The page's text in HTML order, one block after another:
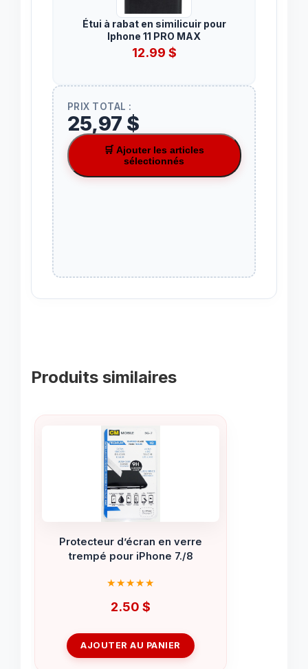
Étui à rabat en similicuir pour
Iphone 11 PRO MAX
12.99 $
PRIX TOTAL :
25,97 $
🛒 Ajouter les articles
sélectionnés
Produits similaires
Protecteur d’écran en verre
trempé pour iPhone 7./8
2.50 $
AJOUTER AU PANIER